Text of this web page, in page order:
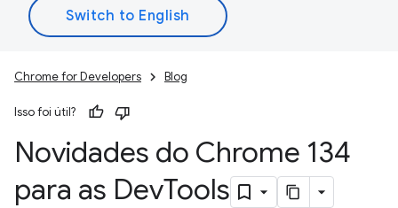
Chrome for Developers Blog
Isso foi útil?
Novidades do Chrome 134
para as DevTools